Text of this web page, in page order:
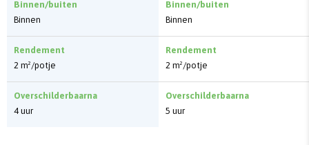
Binnen/buiten
Binnen
Rendement
2 m²/potje
Overschilderbaarna
4 uur
Binnen/buiten
Binnen
Rendement
2 m²/potje
Overschilderbaarna
5 uur